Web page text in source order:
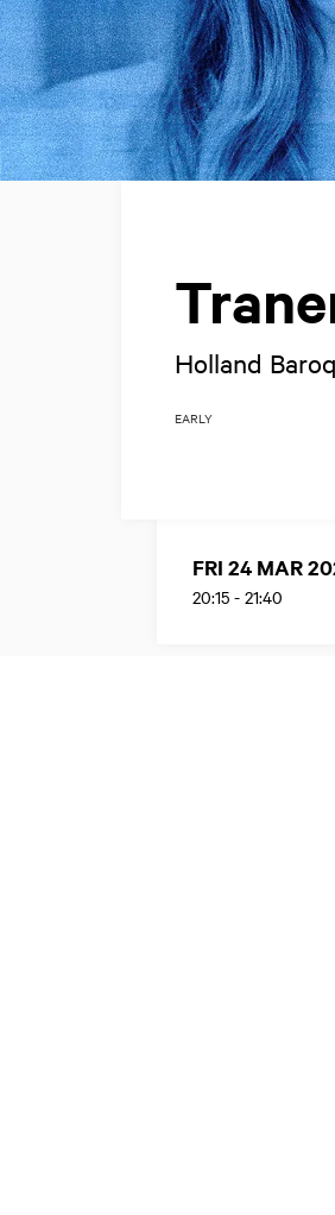
Holland
EARLY
FRI 24 MAR
20:15 - 21:40